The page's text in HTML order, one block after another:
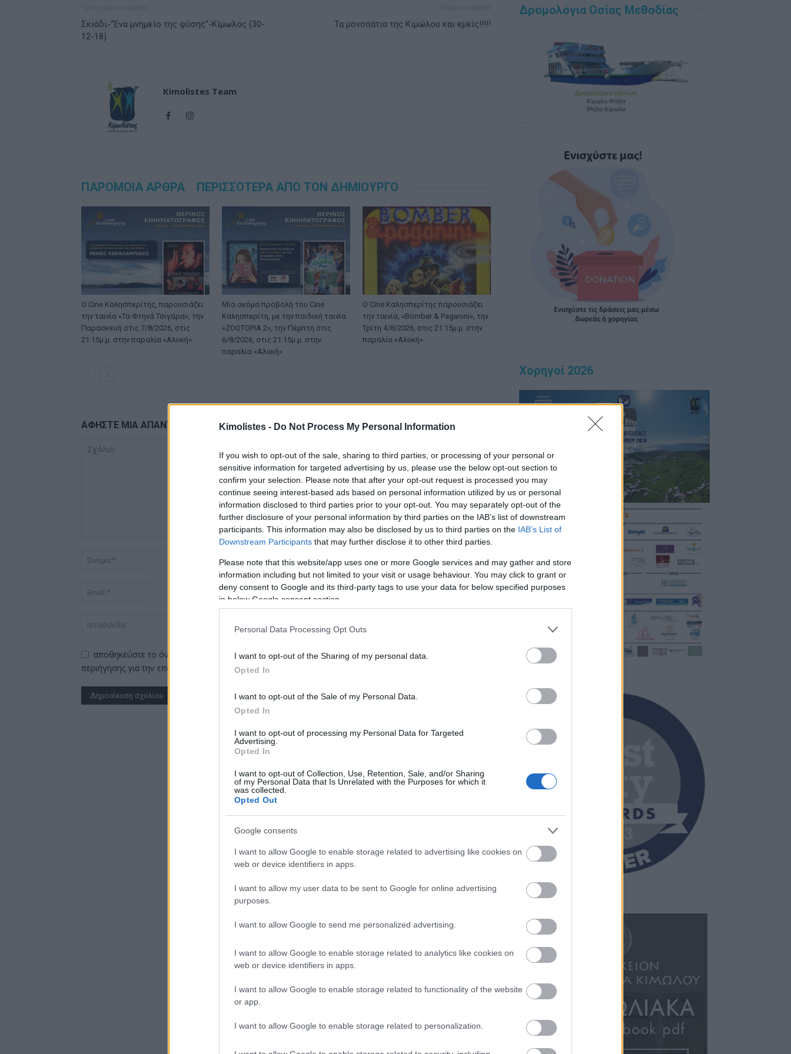
Kimolistes - Do Not Process My Personal Information
If you wish to opt-out of the sale, sharing to third parties, or processing of your personal or
sensitive information for targeted advertising by us, please use the below opt-out section to
confirm your selection. Please note that after your opt-out request is processed you may
continue seeing interest-based ads based on personal information utilized by us or personal
information disclosed to third parties prior to your opt-out. You may separately opt-out of the
further disclosure of your personal information by third parties on the IAB’s list of downstream
participants. This information may also be disclosed by us to third parties on the IAB’s List of
Downstream Participants that may further disclose it to other third parties.
Please note that this website/app uses one or more Google services and may gather and store
information including but not limited to your visit or usage behaviour. You may click to grant or
deny consent to Google and its third-party tags to use your data for below specified purposes
in below Google consent section.
Personal Data Processing Opt Outs
I want to opt-out of the Sharing of my personal data.
Opted In
I want to opt-out of the Sale of my Personal Data.
Opted In
I want to opt-out of processing my Personal Data for Targeted
Advertising.
Opted In
I want to opt-out of Collection, Use, Retention, Sale, and/or Sharing
of my Personal Data that Is Unrelated with the Purposes for which it
was collected.
Opted Out
Google consents
I want to allow Google to enable storage related to advertising like cookies on
web or device identifiers in apps.
I want to allow my user data to be sent to Google for online advertising
purposes.
I want to allow Google to send me personalized advertising.
I want to allow Google to enable storage related to analytics like cookies on
web or device identifiers in apps.
I want to allow Google to enable storage related to functionality of the website
or app.
I want to allow Google to enable storage related to personalization.
Σκιάδι-“Ένα μνημείο της φύσης”-Κίμωλος (30-
12-18)
Τα μονοπάτια της Κιμώλου και εμείς!!!!!
Kimolistes Team
ΠΑΡΟΜΟΙΑ ΑΡΘΡΑ ΠΕΡΙΣΣΟΤΕΡΑ ΑΠΟ ΤΟΝ ΔΗΜΙΟΥΡΓΟ
Ο Cine Καλησπερίτης, παρουσιάζει
την ταινία «Τα Φτηνά Τσιγάρα», την
Παρασκευή στις 7/8/2026, στις
21:15μ.μ. στην παραλία «Αλυκή»
Μια ακόμα προβολή του Cine
Καλησπερίτη, με την παιδική ταινία
«ZOOTOPIA 2», την Πέμπτη στις
6/8/2026, στις 21:15μ.μ. στην
παραλία «Αλυκή»
Ο Cine Καλησπερίτης παρουσιάζει
την ταινία, «Bomber & Paganini», την
Τρίτη 4/8/2026, στις 21:15μ.μ. στην
παραλία «Αλυκή»
ΑΦΗΣΤΕ ΜΙΑ ΑΠΑΝΤΗΣΗ
αποθηκεύστε το όνομα, το ηλεκτρονικό ταχυδρομείο και τον ιστότοπό μου σε αυτό το πρόγραμμα
περιήγησης για την επόμενη φορά που θα σχολιάσω.
Δρομολόγια Οσίας Μεθοδίας
Χορηγοί 2026